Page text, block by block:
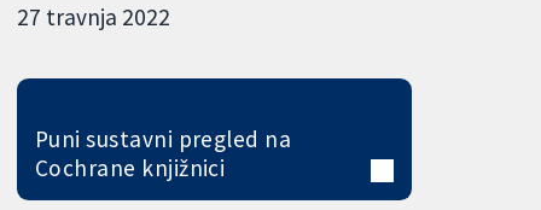
27 travnja 2022
Puni sustavni pregled na
Cochrane knjižnici